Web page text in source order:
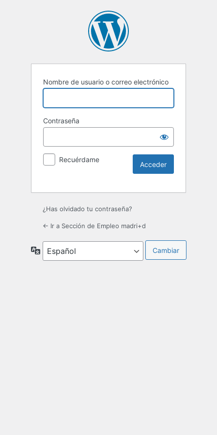
Nombre de usuario o correo electrónico
Contraseña
Recuérdame
¿Has olvidado tu contraseña?
← Ir a Sección de Empleo madri+d
Idioma